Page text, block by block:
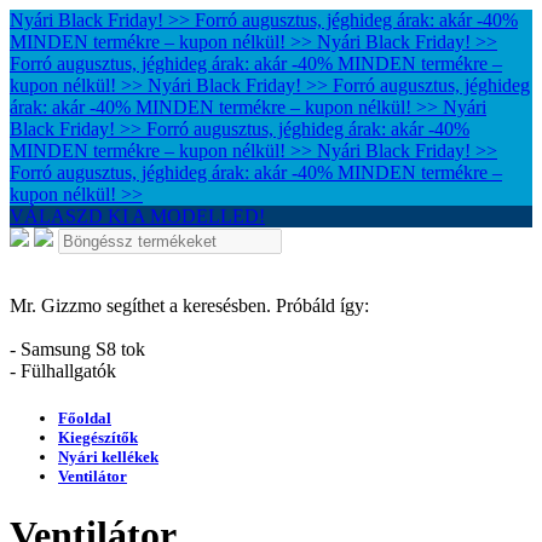
Nyári Black Friday! >> Forró augusztus, jéghideg árak: akár -40%
MINDEN termékre – kupon nélkül! >> Nyári Black Friday! >>
Forró augusztus, jéghideg árak: akár -40% MINDEN termékre –
kupon nélkül! >> Nyári Black Friday! >> Forró augusztus, jéghideg
árak: akár -40% MINDEN termékre – kupon nélkül! >> Nyári
Black Friday! >> Forró augusztus, jéghideg árak: akár -40%
MINDEN termékre – kupon nélkül! >> Nyári Black Friday! >>
Forró augusztus, jéghideg árak: akár -40% MINDEN termékre –
kupon nélkül! >>
VÁLASZD KI A MODELLED!
Mr. Gizzmo segíthet a keresésben. Próbáld így:
- Samsung S8 tok
- Fülhallgatók
Főoldal
Kiegészítők
Nyári kellékek
Ventilátor